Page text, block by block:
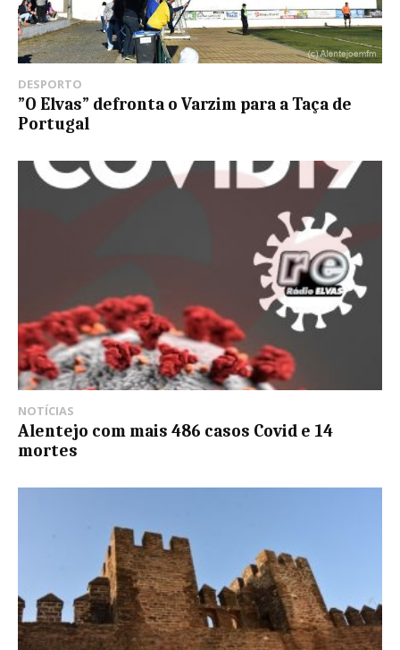
DESPORTO
”O Elvas” defronta o Varzim para a Taça de
Portugal
NOTÍCIAS
Alentejo com mais 486 casos Covid e 14
mortes